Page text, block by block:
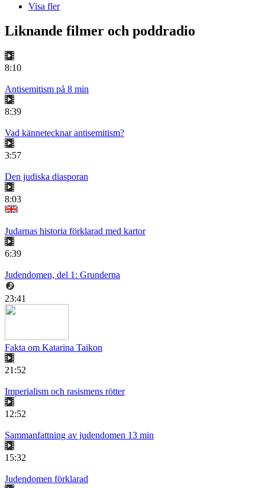
Visa fler
Liknande filmer och poddradio
8:10
Antisemitism på 8 min
8:39
Vad kännetecknar antisemitism?
3:57
Den judiska diasporan
8:03
Judarnas historia förklarad med kartor
6:39
Judendomen, del 1: Grunderna
23:41
Fakta om Katarina Taikon
21:52
Imperialism och rasismens rötter
12:52
Sammanfattning av judendomen 13 min
15:32
Judendomen förklarad